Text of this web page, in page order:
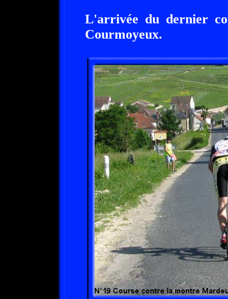
L'arrivée du dernier
Courmoyeux.